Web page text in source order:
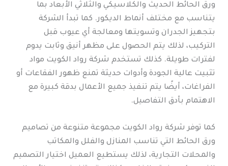
ورق الحائط الحديث والكلاسيكي والثلاثي الأبعاد بما
يتناسب مع مختلف أنماط الديكور. كما تبدأ الشركة
بتجهيز الجدران وتسويتها ومعالجة أي عيوب قبل
التركيب، لذلك يتم الحصول على مظهر أنيق وثابت يدوم
لفترات طويلة. كذلك تستخدم شركة رواد الكويت مواد
تثبيت عالية الجودة وأدوات حديثة تمنع ظهور الفقاعات أو
الفراغات، أيضًا يتم تنفيذ جميع الأعمال بدقة كبيرة مع
الاهتمام بأدق التفاصيل.
كما توفر شركة رواد الكويت مجموعة متنوعة من تصاميم
ورق الحائط التي تناسب المنازل والفلل والمكاتب
والمحلات التجارية، لذلك يستطيع العميل اختيار التصميم